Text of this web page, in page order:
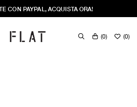
CON PAYPAL, ACQUISTA ORA!
(0) (0)